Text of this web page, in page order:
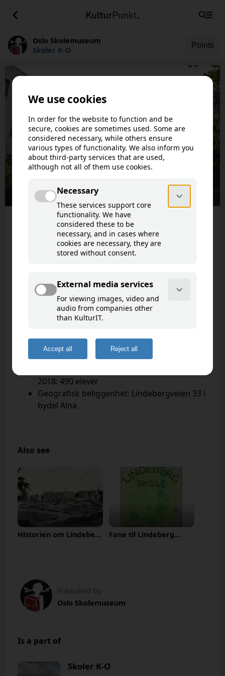
Oslo Skolemuseum
Skoler K-O
Points
This article is not available in your
language.
Lindeberg skole
Goto map
Åpnet: 1975
Trinn: 1. - 10.
Elevtall:
2018: 490 elever
Geografisk beliggenhet: Lindebergveien 33 i
bydel Alna
Also see
Historien om Lindeberg
Fane til Lindeberg
Published by
Oslo Skolemuseum
Is a part of
Skoler K-O